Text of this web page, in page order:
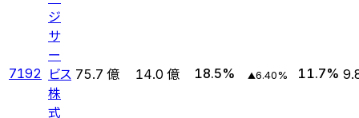
7192
ジ
サ
ー
ビス
株
式
75.7 億 14.0 億 18.5% ▲6.40% 11.7%